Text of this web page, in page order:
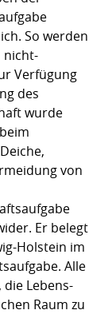
So werden
nicht-
Verfügung
des
wurde
von
Er belegt
Holstein im
Alle
Lebens-
Raum zu